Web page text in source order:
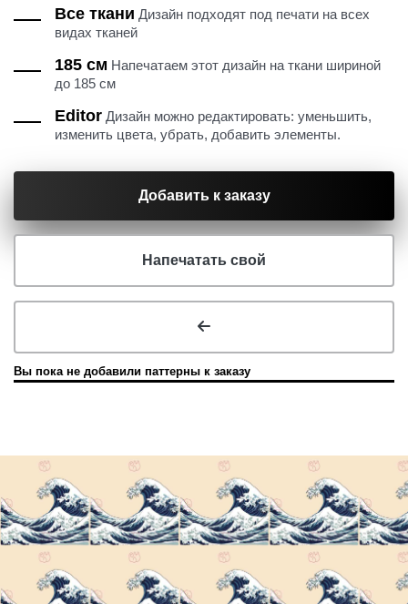
Все ткани Дизайн подходят под печати на всех
видах тканей
185 см Напечатаем этот дизайн на ткани шириной
до 185 см
Editor Дизайн можно редактировать: уменьшить,
изменить цвета, убрать, добавить элементы.
Добавить к заказу
Напечатать свой
Вы пока не добавили паттерны к заказу